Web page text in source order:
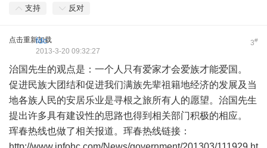
支持 反对
点击重新加载 3#
fdc
2013-3-20 09:32:27
治国先生的观点是：一个人只有爱家才会爱族才能爱国。
促进民族大团结和促进我们满族先辈祖籍地经济的发展及当
地各族人民的安居乐业是寻根之旅所有人的愿望。治国先生
提出许多具有建设性的思路也得到相关部门积极的相应。
珲春热线也做了相关报道。珲春热线链接：